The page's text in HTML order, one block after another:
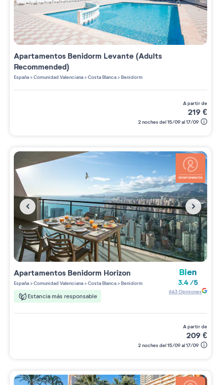
Apartamentos Benidorm Levante (Adults
Recommended)
España>Comunidad Valenciana>Costa Blanca>Benidorm
a partir de
219 €
2 noches del 15/09 al 17/09
Apartamentos Benidorm Horizon
España>Comunidad Valenciana>Costa Blanca>Benidorm
Estancia más responsable
Bien
3.4/5
643Opiniones
a partir de
209 €
2 noches del 15/09 al 17/09